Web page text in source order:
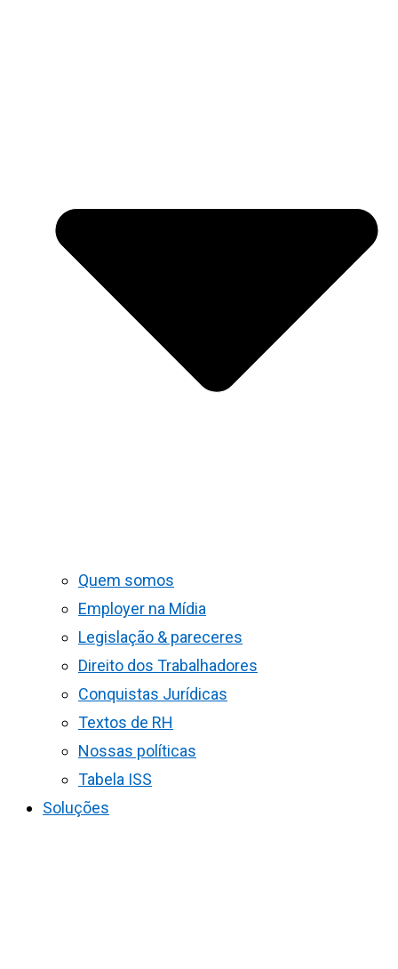
Quem somos
Employer na Mídia
Legislação & pareceres
Direito dos Trabalhadores
Conquistas Jurídicas
Textos de RH
Nossas políticas
Tabela ISS
Soluções